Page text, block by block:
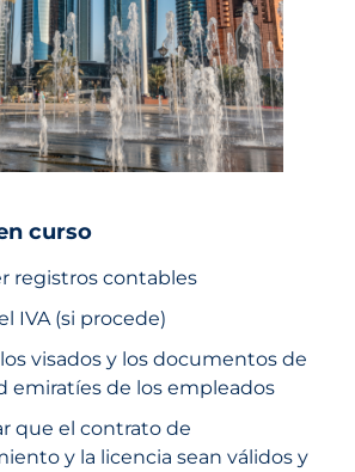
curso
registros contables
IVA (si procede)
visados y los documentos de
emiratíes de los empleados
que el contrato de
y la licencia sean válidos y